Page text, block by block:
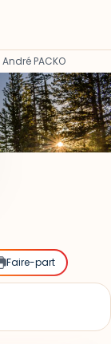
André PACKO
Faire-part